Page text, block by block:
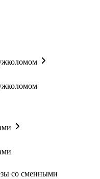
со сменными